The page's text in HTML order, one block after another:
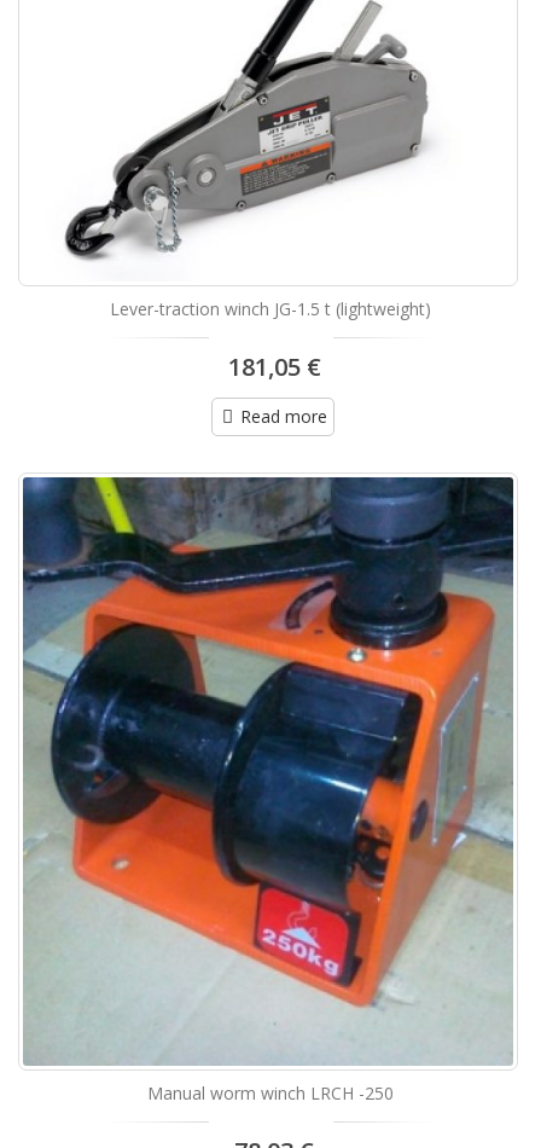
Lever-traction winch JG-1.5 t (lightweight)
181,05 €
Read more
Manual worm winch LRCH -250